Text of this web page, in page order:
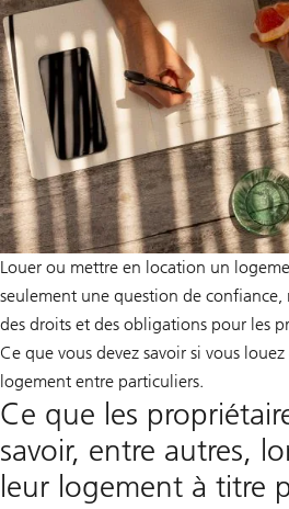
Louer ou mettre en location un
seulement une question de
des droits et des obligations pour les
Ce que vous devez savoir si vous
logement entre particuliers.
Ce que les
savoir, entre autres,
leur logement à titre